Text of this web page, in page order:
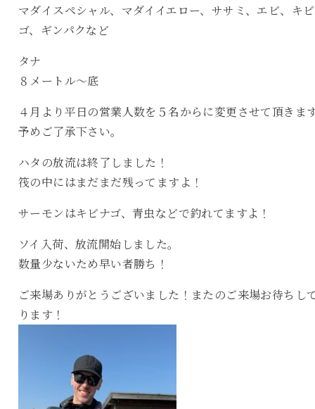
マダイスペシャル、マダイイエロー、ササミ、エビ、キ
ゴ、ギンパクなど
タナ
８メートル〜底
４月より平日の営業人数を５名からに変更させて頂きま
予めご了承下さい。
ハタの放流は終了しました！
筏の中にはまだまだ残ってますよ！
サーモンはキビナゴ、青虫などで釣れてますよ！
ソイ入荷、放流開始しました。
数量少ないため早い者勝ち！
ご来場ありがとうございました！またのご来場お待ちし
ります！